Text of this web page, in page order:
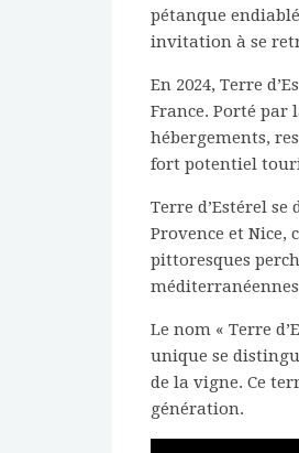
pétanque
invitation à se
En 2024, Terre
France. Porté par
hébergements,
fort potentiel
Terre d’Estérel
Provence et Nice,
pittoresques
Le nom « Terre
unique se
de la vigne. Ce
génération.